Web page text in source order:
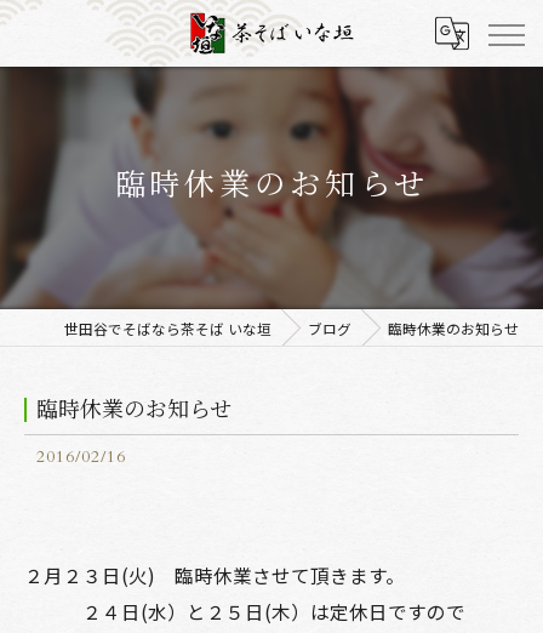
臨時休業のお知らせ
世田谷でそばなら茶そば いな垣 ブログ 臨時休業のお知らせ
臨時休業のお知らせ
2016/02/16
２月２３日(火) 臨時休業させて頂きます。
２４日(水）と２５日(木）は定休日ですので